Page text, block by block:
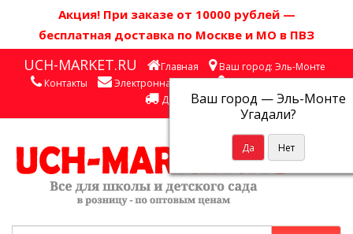
Акция! При заказе от 10000 рублей —
бесплатная доставка по Москве и МО в ПВЗ
UCH-MARKET.RU Главная Ваш город: Эль-Монте
Ваш город —Эль-Монте
Угадали?
Контакты Электронная почта
Личный кабинет
Доставка